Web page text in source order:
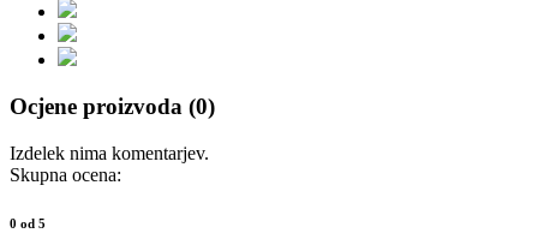
Ocjene proizvoda (0)
Izdelek nima komentarjev.
Skupna ocena:
0 od 5